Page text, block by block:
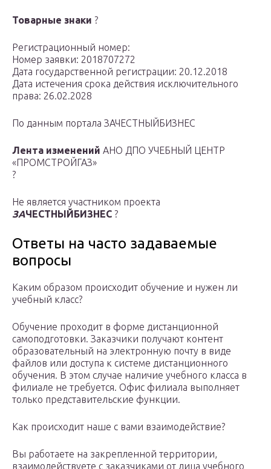
Товарные знаки ?
Регистрационный номер:
Номер заявки: 2018707272
Дата государственной регистрации: 20.12.2018
Дата истечения срока действия исключительного
права: 26.02.2028
По данным портала ЗАЧЕСТНЫЙБИЗНЕС
Лента изменений АНО ДПО УЧЕБНЫЙ ЦЕНТР
«ПРОМСТРОЙГАЗ»
?
Не является участником проекта
ЗАЧЕСТНЫЙБИЗНЕС ?
Ответы на часто задаваемые
вопросы
Каким образом происходит обучение и нужен ли
учебный класс?
Обучение проходит в форме дистанционной
самоподготовки. Заказчики получают контент
образовательный на электронную почту в виде
файлов или доступа к системе дистанционного
обучения. В этом случае наличие учебного класса в
филиале не требуется. Офис филиала выполняет
только представительские функции.
Как происходит наше с вами взаимодействие?
Вы работаете на закрепленной территории,
взаимодействуете с заказчиками от лица учебного